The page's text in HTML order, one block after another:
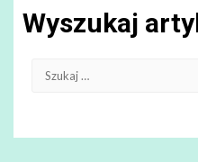
Wyszukaj
Szukaj: